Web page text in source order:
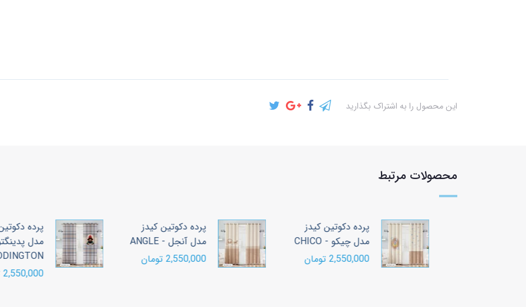
این محصول را به اشتراک بگذارید
محصولات مرتبط
پرده دکوتین کیدز
مدل چیکو - CHICO
2,550,000 تومان
پرده دکوتین کیدز
مدل آنجل - ANGLE
2,550,000 تومان
پرده دکوتین کیدز
مدل پدینگتون -
PADDINGTON
2,550,000 تومان